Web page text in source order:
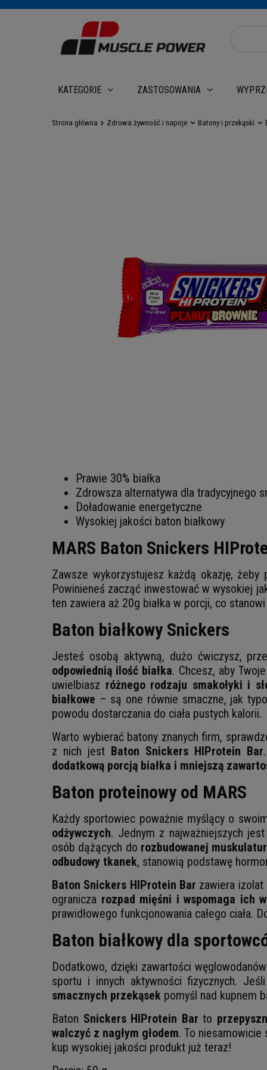
KATEGORIE ZASTOSOWANIA
Strona główna Zdrowa żywność i napoje Batony i przekąski
Prawie 30% białka
Zdrowsza alternatywa dla tradycyjnego
Doładowanie energetyczne
Wysokiej jakości baton białkowy
MARS Baton Snickers
Zawsze wykorzystujesz każdą okazję, żeby
Powinieneś zacząć inwestować w wysokiej
ten zawiera aż 20g białka w porcji, co
Baton białkowy Snickers
Jesteś osobą aktywną, dużo ćwiczysz,
odpowiednią ilość białka. Chcesz, aby
uwielbiasz różnego rodzaju smakołyki i
białkowe – są one równie smaczne, jak
powodu dostarczania do ciała pustych kalorii.
Warto wybierać batony znanych firm,
z nich jest Baton Snickers HIProtein Bar
dodatkową porcją białka i mniejszą
Baton proteinowy od MARS
Każdy sportowiec poważnie myślący o
odżywczych. Jednym z najważniejszych
osób dążących do rozbudowanej
odbudowy tkanek, stanowią podstawę
Baton Snickers HIProtein Bar zawiera izolat
ogranicza rozpad mięśni i wspomaga ich
prawidłowego funkcjonowania całego ciała.
Baton białkowy dla
Dodatkowo, dzięki zawartości
sportu i innych aktywności fizycznych.
smacznych przekąsek pomyśl nad kupnem
Baton Snickers HIProtein Bar to
walczyć z nagłym głodem. To niesamowicie
kup wysokiej jakości produkt już teraz!